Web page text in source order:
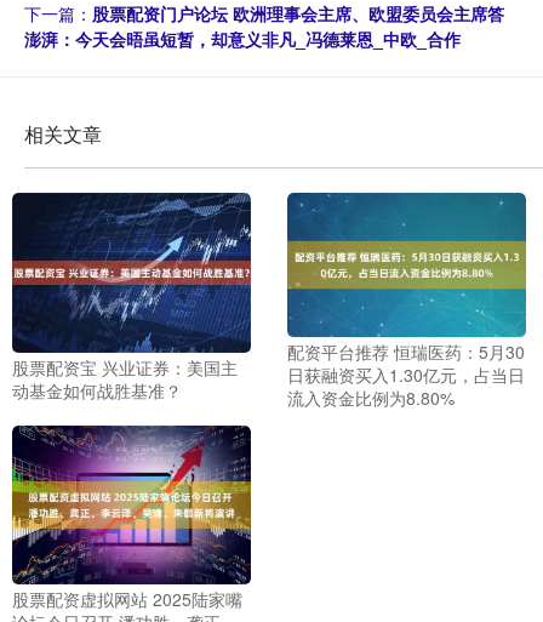
下一篇： 股票配资门户论坛 欧洲理事会主席、欧盟委员会主席答
澎湃：今天会晤虽短暂，却意义非凡_冯德莱恩_中欧_合作
相关文章
股票配资宝 兴业证券：美国主
动基金如何战胜基准？
配资平台推荐 恒瑞医药：5月30
日获融资买入1.30亿元，占当日
流入资金比例为8.80%
股票配资虚拟网站 2025陆家嘴